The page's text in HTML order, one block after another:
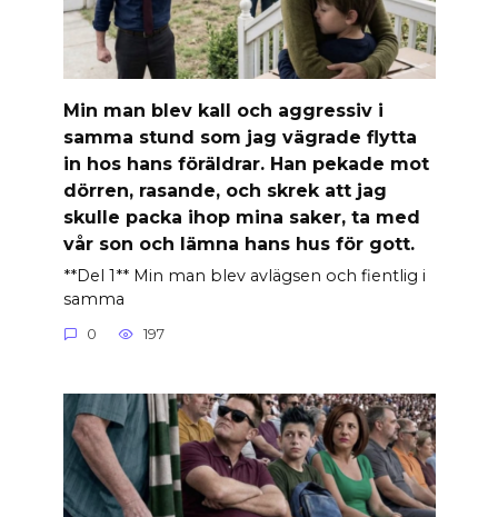
Min man blev kall och aggressiv i
samma stund som jag vägrade flytta
in hos hans föräldrar. Han pekade mot
dörren, rasande, och skrek att jag
skulle packa ihop mina saker, ta med
vår son och lämna hans hus för gott.
**Del 1** Min man blev avlägsen och fientlig i
samma
0 197